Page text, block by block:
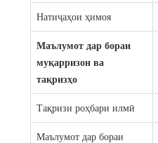
Натиҷаҳои ҳимоя
Маълумот дар бораи
муқарризон ва
тақризҳо
Тақризи роҳбари илмӣ
Маълумот дар бораи